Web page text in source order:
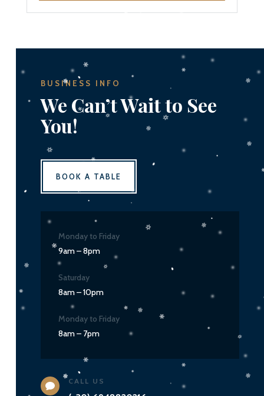
BUSINESS INFO
We Can’t Wait to See
You!
BOOK A TABLE
Monday to Friday
9am – 8pm
Saturday
8am – 10pm
Monday to Friday
8am – 7pm

CALL US